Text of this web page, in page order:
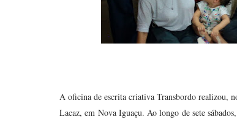
A oficina de escrita criativa Transbordo realizou,
Lacaz, em Nova Iguaçu. Ao longo de sete